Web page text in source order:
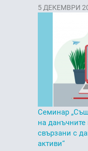
5 ДЕКЕМВРИ
Семинар
на
свързани с
активи“